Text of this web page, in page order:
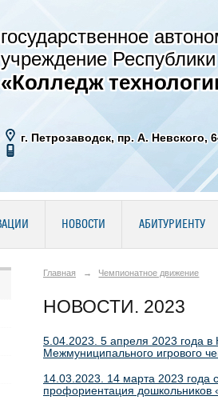
государственное
учреждение
«Колледж
г. Петрозаводск, пр. А. Невского,
НОВОСТИ АБИТУРИЕНТУ
Главная → Чемпионатное движение
НОВОСТИ. 2023
5.04.2023. 5 апреля 2023 года в
Межмуниципального игрового
14.03.2023. 14 марта 2023 года
профориентация дошкольников